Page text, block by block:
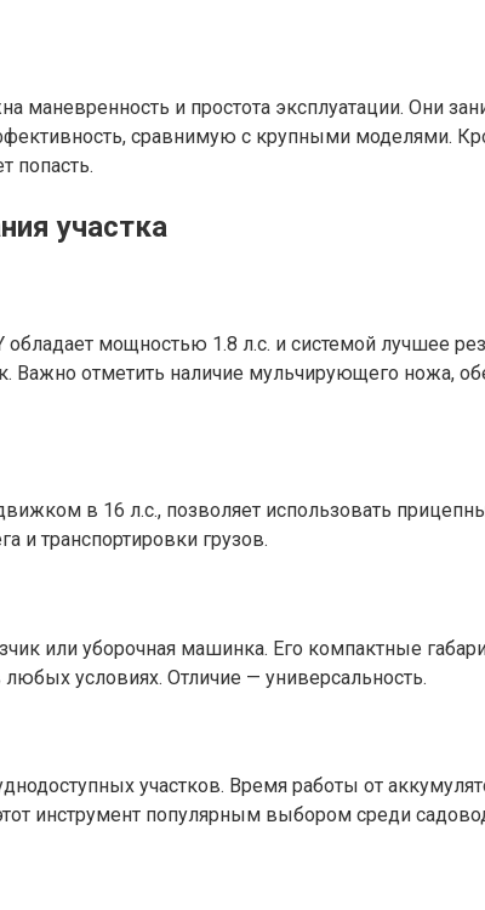
и простота эксплуатации. Они
сравнимую с крупными моделями.
попасть.
участка
мощностью 1.8 л.с. и системой лучшее
Важно отметить наличие мульчирующего ножа,
в 16 л.с., позволяет использовать
и транспортировки грузов.
или уборочная машинка. Его компактные
условиях. Отличие — универсальность.
участков. Время работы от
инструмент популярным выбором среди